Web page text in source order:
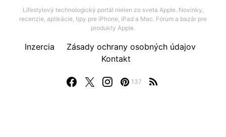
Lifestylový technologický portál nielen zo sveta Apple. Novinky,
recenzie, aplikácie, tipy pre iPhone, iPad a Mac. Fórum a bazár pre
produkty Apple.
137
Inzercia
Zásady ochrany osobných údajov
Kontakt